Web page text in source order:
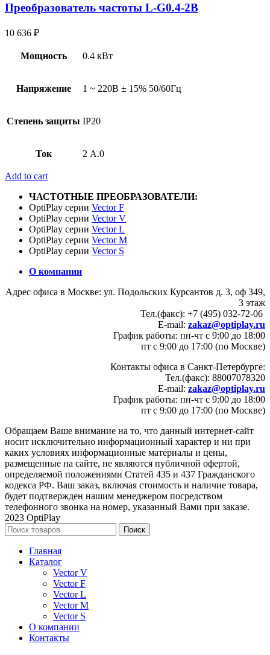
Преобразователь частоты L-G0.4-2B
10 636 ₽
Мощность 0.4 кВт
Напряжение 1 ~ 220В ± 15% 50/60Гц
Степень защиты IP20
Ток 2 А.0
Add to cart
ЧАСТОТНЫЕ ПРЕОБРАЗОВАТЕЛИ:
OptiPlay серии Vector F
OptiPlay серии Vector V
OptiPlay серии Vector L
OptiPlay серии Vector M
OptiPlay серии Vector S
О компании
Адрес офиса в Москве: ул. Подольских Курсантов д. 3, оф 349,
3 этаж
Тел.(факс): +7 (495) 032-72-06
E-mail: zakaz@optiplay.ru
График работы: пн-чт с 9:00 до 18:00
пт с 9:00 до 17:00 (по Москве)
Контакты офиса в Санкт-Петербурге:
Тел.(факс): 88007078320
E-mail: zakaz@optiplay.ru
График работы: пн-чт с 9:00 до 18:00
пт с 9:00 до 17:00 (по Москве)
Обращаем Ваше внимание на то, что данный интернет-сайт
носит исключительно информационный характер и ни при
каких условиях информационные материалы и цены,
размещенные на сайте, не являются публичной офертой,
определяемой положениями Статей 435 и 437 Гражданского
кодекса РФ. Ваш заказ, включая стоимость и наличие товара,
будет подтвержден нашим менеджером посредством
телефонного звонка на номер, указанный Вами при заказе.
2023 OptiPlay
Поиск
Главная
Каталог
Vector V
Vector F
Vector L
Vector M
Vector S
О компании
Контакты